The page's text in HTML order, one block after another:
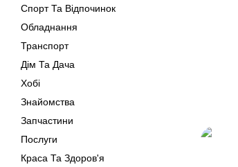
Спорт Та Відпочинок
Обладнання
Транспорт
Дім Та Дача
Хобі
Знайомства
Запчастини
Послуги
Краса Та Здоров'я